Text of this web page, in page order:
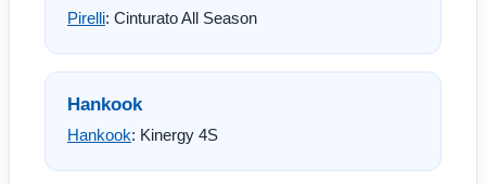
Pirelli: Cinturato All Season
Hankook
Hankook: Kinergy 4S